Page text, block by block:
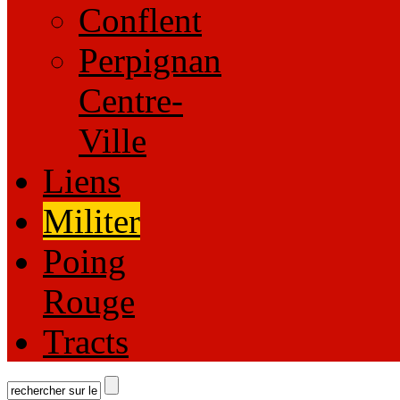
Conflent
Perpignan
Centre-
Ville
Liens
Militer
Poing
Rouge
Tracts